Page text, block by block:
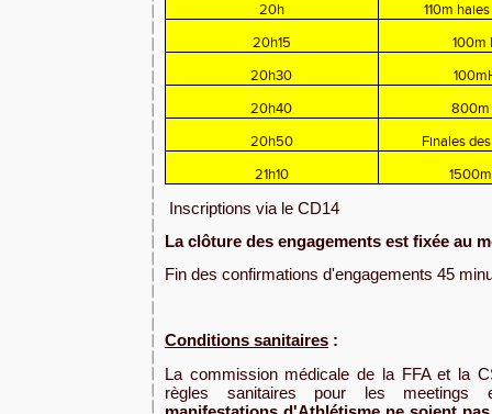
20h
110m
20h15
100m
20h30
20h40
800m
20h50
Finales
21h10
Inscriptions via le CD14
La clôture des engagements est fixée au
Fin des confirmations d'engagements 45
Conditions sanitaires :
La commission médicale de la FFA et la
règles sanitaires pour les